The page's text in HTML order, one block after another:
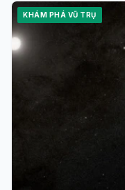
KHÁM PHÁ VŨ TRỤ